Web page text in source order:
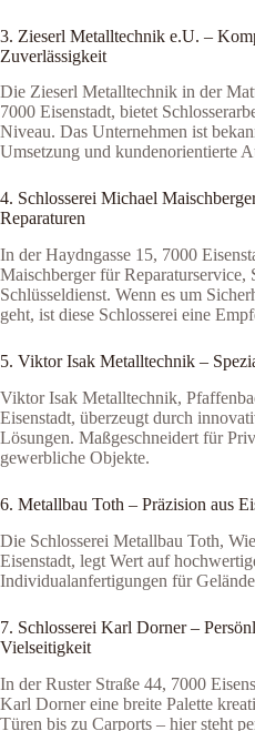
3. Zieserl Metalltechnik e.U. –
Zuverlässigkeit
Die Zieserl Metalltechnik in der
7000 Eisenstadt, bietet
Niveau. Das Unternehmen ist
Umsetzung und kundenorientierte
4. Schlosserei Michael
Reparaturen
In der Haydngasse 15, 7000
Maischberger für Reparaturservice,
Schlüsseldienst. Wenn es um
geht, ist diese Schlosserei eine
5. Viktor Isak Metalltechnik –
Viktor Isak Metalltechnik,
Eisenstadt, überzeugt durch
Lösungen. Maßgeschneidert für
gewerbliche Objekte.
6. Metallbau Toth – Präzision aus
Die Schlosserei Metallbau Toth,
Eisenstadt, legt Wert auf
Individualanfertigungen für
7. Schlosserei Karl Dorner –
Vielseitigkeit
In der Ruster Straße 44, 7000
Karl Dorner eine breite Palette
Türen bis zu Carports – hier steht